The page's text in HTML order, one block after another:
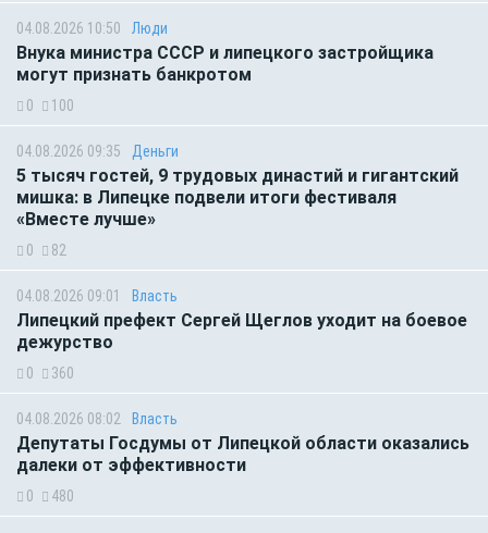
04.08.2026 10:50 Люди
Внука министра СССР и липецкого застройщика
могут признать банкротом
0 100
04.08.2026 09:35 Деньги
5 тысяч гостей, 9 трудовых династий и гигантский
мишка: в Липецке подвели итоги фестиваля
«Вместе лучше»
0 82
04.08.2026 09:01 Власть
Липецкий префект Сергей Щеглов уходит на боевое
дежурство
0 360
04.08.2026 08:02 Власть
Депутаты Госдумы от Липецкой области оказались
далеки от эффективности
0 480